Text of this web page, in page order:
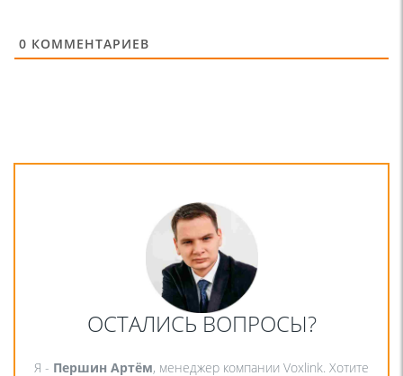
0 КОММЕНТАРИЕВ
ОСТАЛИСЬ ВОПРОСЫ?
Я - Першин Артём, менеджер компании Voxlink. Хотите